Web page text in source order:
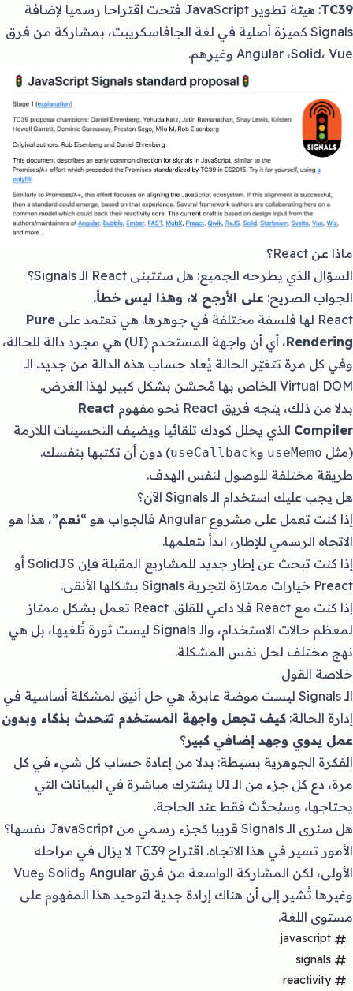
TC39
:
هيئة تطوير JavaScript فتحت اقتراحا رسميا لإضافة
Signals كميزة أصلية في لغة الجافاسكريبت، بمشاركة من فرق
Angular ،Solid، Vue وغيرهم.
ماذا عن React؟
السؤال الذي يطرحه الجميع: هل ستتبنى React الـ Signals؟
الجواب الصريح: على الأرجح لا، وهذا ليس خطأ.
React لها فلسفة مختلفة في جوهرها. هي تعتمد على
Pure
Rendering
، أي أن واجهة المستخدم (UI) هي مجرد دالة للحالة،
وفي كل مرة تتغيّر الحالة يُعاد حساب هذه الدالة من جديد. الـ
Virtual DOM الخاص بها مُحسَّن بشكل كبير لهذا الغرض.
بدلا من ذلك، يتجه فريق React نحو مفهوم
React
Compiler الذي يحلل كودك تلقائيا ويضيف التحسينات اللازمة
(مثل useMemo وuseCallback) دون أن تكتبها بنفسك.
طريقة مختلفة للوصول لنفس الهدف.
هل يجب عليك استخدام الـ Signals الآن؟
إذا كنت تعمل على مشروع Angular فالجواب هو “
نعم”، هذا هو
الاتجاه الرسمي للإطار، ابدأ بتعلمها.
إذا كنت تبحث عن إطار جديد للمشاريع المقبلة فإن SolidJS أو
Preact خيارات ممتازة لتجربة Signals بشكلها الأنقى.
إذا كنت مع React فلا داعي للقلق. React تعمل بشكل ممتاز
لمعظم حالات الاستخدام، والـ Signals ليست ثورة تُلغيها، بل هي
نهج مختلف لحل نفس المشكلة.
خلاصة القول
الـ Signals ليست موضة عابرة. هي حل أنيق لمشكلة أساسية في
إدارة الحالة: كيف تجعل واجهة المستخدم تتحدث بذكاء وبدون
عمل يدوي وجهد إضافي كبير؟
الفكرة الجوهرية بسيطة: بدلا من إعادة حساب كل شيء في كل
مرة، دع كل جزء من الـ UI يشترك مباشرة في البيانات التي
يحتاجها، وسيُحدَّث فقط عند الحاجة.
هل سنرى الـ Signals قريبا كجزء رسمي من JavaScript نفسها؟
الأمور تسير في هذا الاتجاه. اقتراح TC39 لا يزال في مراحله
الأولى، لكن المشاركة الواسعة من فرق Angular وSolid وVue
وغيرها تُشير إلى أن هناك إرادة جدية لتوحيد هذا المفهوم على
مستوى اللغة.
javascript
signals
reactivity